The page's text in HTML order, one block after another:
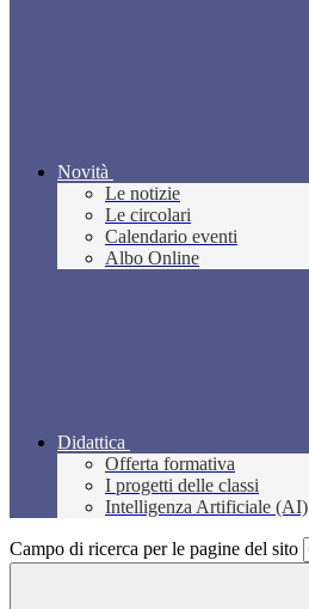
Novità
Le notizie
Le circolari
Calendario eventi
Albo Online
Didattica
Offerta formativa
I progetti delle classi
Intelligenza Artificiale (AI)
Campo di ricerca per le pagine del sito